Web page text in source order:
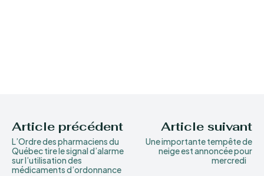
Article précédent
L’Ordre des pharmaciens du
Québec tire le signal d’alarme
sur l’utilisation des
médicaments d’ordonnance
Article suivant
Une importante tempête de
neige est annoncée pour
mercredi